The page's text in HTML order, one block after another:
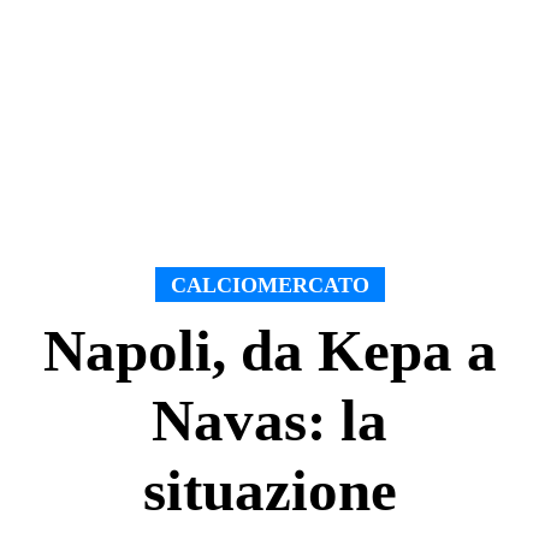
CALCIOMERCATO
Napoli, da Kepa a
Navas: la
situazione